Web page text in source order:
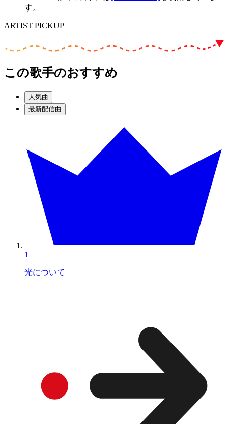
す。
ARTIST PICKUP
この歌手のおすすめ
人気曲
最新配信曲
1
光について